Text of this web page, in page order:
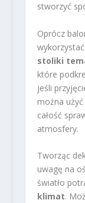
stworzyć
Oprócz
stoliki
które
jeśli
można
całość
atmosfery.
Tworząc
uwagę na
światło
klimat.